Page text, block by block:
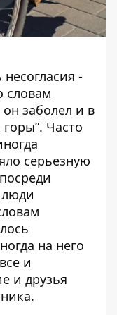
-
словам
заболел и в
горы”. Часто
серьезную
на него
и
и друзья